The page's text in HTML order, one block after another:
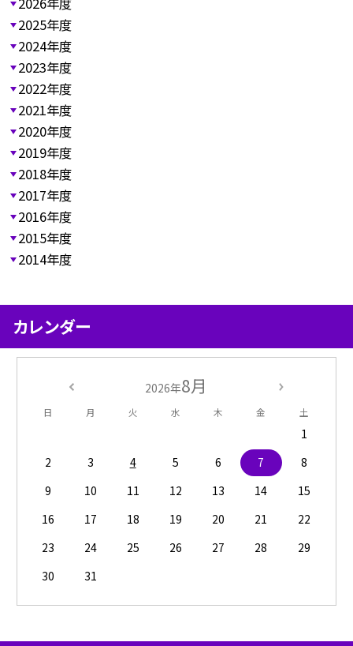
2025年度
2024年度
2023年度
2022年度
2021年度
2020年度
2019年度
2018年度
2017年度
2016年度
2015年度
2014年度
カレンダー
2026年8月
日 月 火 水 木 金 土
1
2
3 4 5 6 7
8
9
10 11 12 13 14
15
16
17 18 19 20 21
22
23
24 25 26 27 28
29
30
31